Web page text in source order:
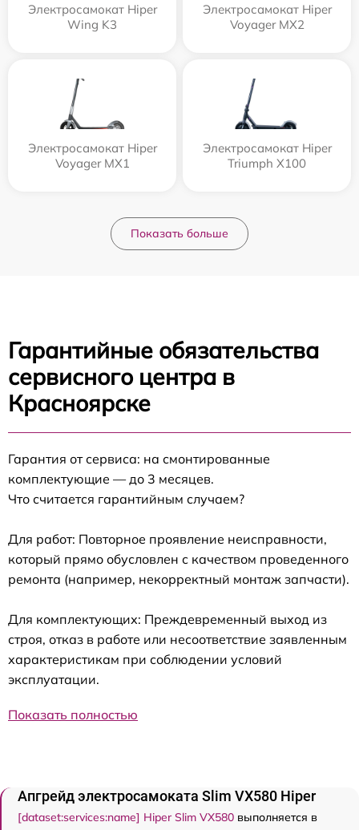
Электросамокат Hiper
Wing K3
Электросамокат Hiper
Voyager MX2
Электросамокат Hiper
Voyager MX1
Электросамокат Hiper
Triumph X100
Показать больше
Гарантийные обязательства
сервисного центра в
Красноярске
Гарантия от сервиса: на смонтированные
комплектующие — до 3 месяцев.
Что считается гарантийным случаем?
Для работ: Повторное проявление неисправности,
который прямо обусловлен с качеством проведенного
ремонта (например, некорректный монтаж запчасти).
Для комплектующих: Преждевременный выход из
строя, отказ в работе или несоответствие заявленным
характеристикам при соблюдении условий
эксплуатации.
Показать полностью
Апгрейд электросамоката Slim VX580 Hiper
[dataset:services:name] Hiper Slim VX580 выполняется в